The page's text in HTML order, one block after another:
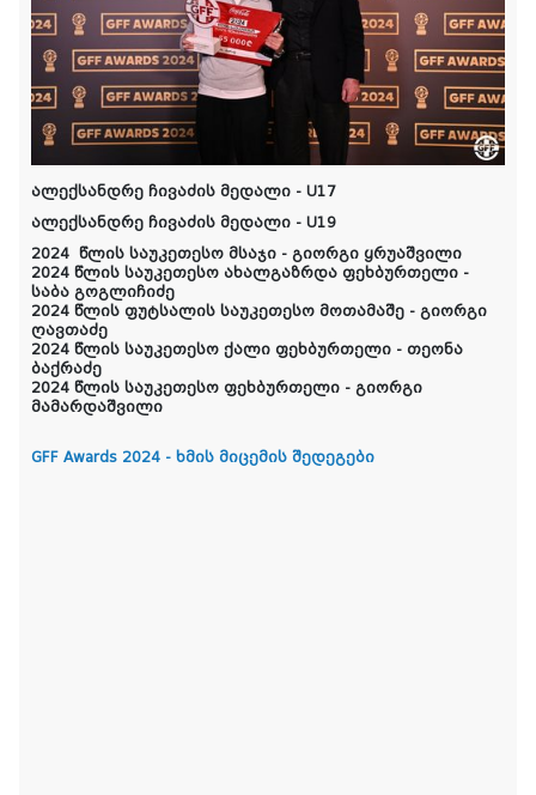
ალექსანდრე ჩივაძის მედალი - U17
ალექსანდრე ჩივაძის მედალი - U19
2024 წლის საუკეთესო მსაჯი - გიორგი ყრუაშვილი
2024 წლის საუკეთესო ახალგაზრდა ფეხბურთელი -
საბა გოგლიჩიძე
2024 წლის ფუტსალის საუკეთესო მოთამაშე - გიორგი
ღავთაძე
2024 წლის საუკეთესო ქალი ფეხბურთელი - თეონა
ბაქრაძე
2024 წლის საუკეთესო ფეხბურთელი - გიორგი
მამარდაშვილი
GFF Awards 2024 - ხმის მიცემის შედეგები